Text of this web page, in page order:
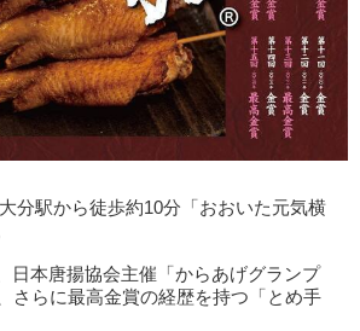
分駅から徒歩約10分「おおいた元気横
日本唐揚協会主催「からあげグランプ
さらに最高金賞の経歴を持つ「とめ手